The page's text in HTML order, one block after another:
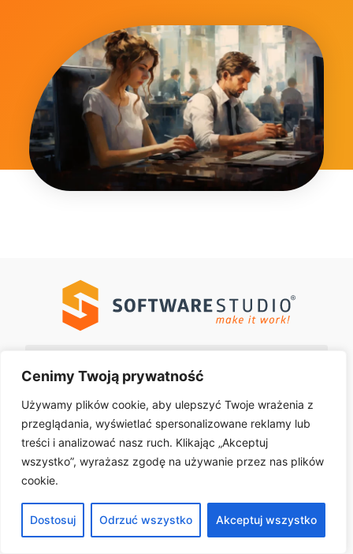
Cenimy Twoją prywatność
Używamy plików cookie, aby ulepszyć Twoje wrażenia z
przeglądania, wyświetlać spersonalizowane reklamy lub
treści i analizować nasz ruch. Klikając „Akceptuj
wszystko”, wyrażasz zgodę na używanie przez nas plików
cookie.
Dostosuj Odrzuć wszystko Akceptuj wszystko
SOFTWARESTUDIO Sp. z o.o.
ul. Innowatorów 8
62-069 Dąbrowa k. Poznania
NIP: 7792343623
+48 533 322 626
kontakt@softwarestudio.com.pl